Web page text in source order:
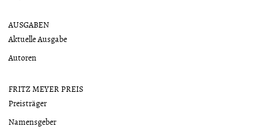
AUSGABEN
Aktuelle Ausgabe
Autoren
FRITZ MEYER PREIS
Preisträger
Namensgeber